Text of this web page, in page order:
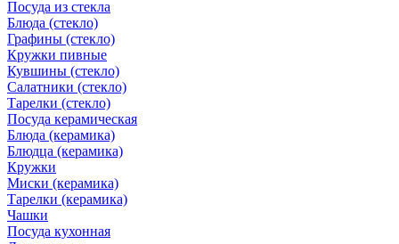
Посуда из стекла
Блюда (стекло)
Графины (стекло)
Кружки пивные
Кувшины (стекло)
Салатники (стекло)
Тарелки (стекло)
Посуда керамическая
Блюда (керамика)
Блюдца (керамика)
Кружки
Миски (керамика)
Тарелки (керамика)
Чашки
Посуда кухонная